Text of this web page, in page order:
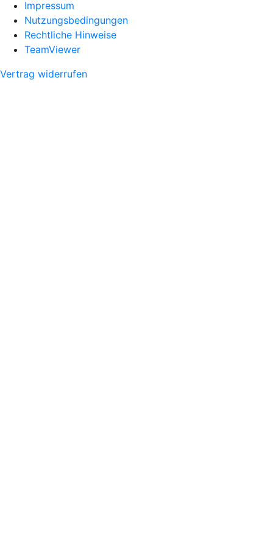
Impressum
Nutzungsbedingungen
Rechtliche Hinweise
TeamViewer
Vertrag widerrufen